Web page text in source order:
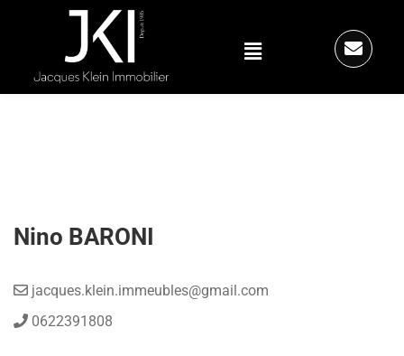
Nino BARONI
jacques.klein.immeubles@gmail.com
0622391808